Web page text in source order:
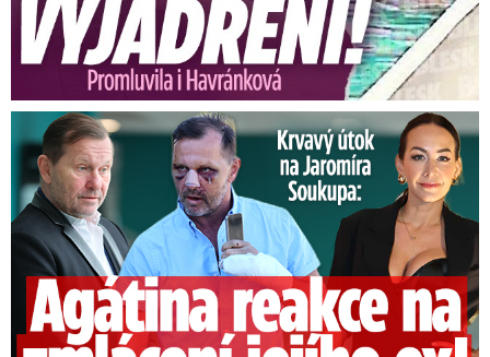
Útok na Jaromíra Soukupa: Reakce Agáty na zmlácení jejího ex